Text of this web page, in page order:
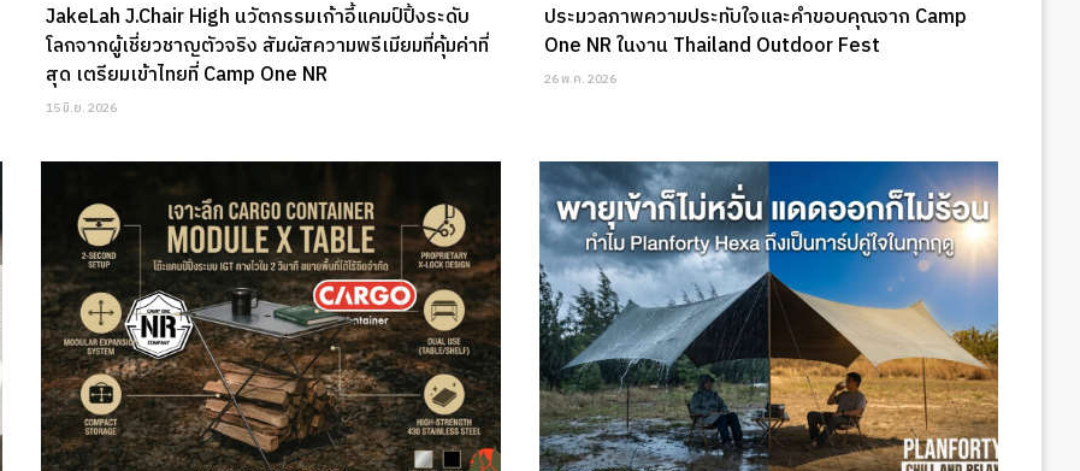
JakeLah J.Chair High นวัตกรรมเก้าอี้แคมป์ปิ้งระดับ
โลกจากผู้เชี่ยวชาญตัวจริง สัมผัสความพรีเมียมที่คุ้มค่าที่
สุด เตรียมเข้าไทยที่ Camp One NR
15 มิ.ย. 2026
ประมวลภาพความประทับใจและคำขอบคุณจาก Camp
One NR ในงาน Thailand Outdoor Fest
26 พ.ค. 2026